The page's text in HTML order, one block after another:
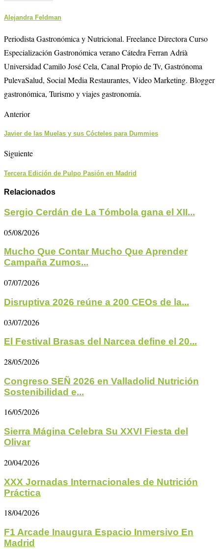
Alejandra Feldman
Periodista Gastronómica y Nutricional. Freelance Directora Curso
Especialización Gastronómica verano Cátedra Ferran Adrià
Universidad Camilo José Cela, Canal Propio de Tv, Gastrónoma
PulevaSalud, Social Media Restaurantes, Video Marketing. Blogger
gastronómica, Turismo y viajes gastronomía.
Anterior
Javier de las Muelas y sus Cócteles para Dummies
Siguiente
Tercera Edición de Pulpo Pasión en Madrid
Relacionados
Sergio Cerdán de La Tómbola gana el XII...
05/08/2026
Mucho Que Contar Mucho Que Aprender
Campaña Zumos...
07/07/2026
Disruptiva 2026 reúne a 200 CEOs de la...
03/07/2026
El Festival Brasas del Narcea define el 20...
28/05/2026
Congreso SEÑ 2026 en Valladolid Nutrición
Sostenibilidad e...
16/05/2026
Sierra Mágina Celebra Su XXVI Fiesta del
Olivar
20/04/2026
XXX Jornadas Internacionales de Nutrición
Práctica
18/04/2026
F1 Arcade Inaugura Espacio Inmersivo En
Madrid